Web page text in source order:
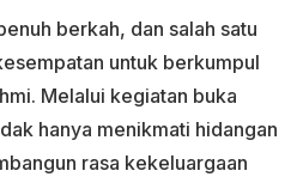
berkah, dan salah satu
untuk berkumpul
Melalui kegiatan buka
hanya menikmati hidangan
rasa kekeluargaan